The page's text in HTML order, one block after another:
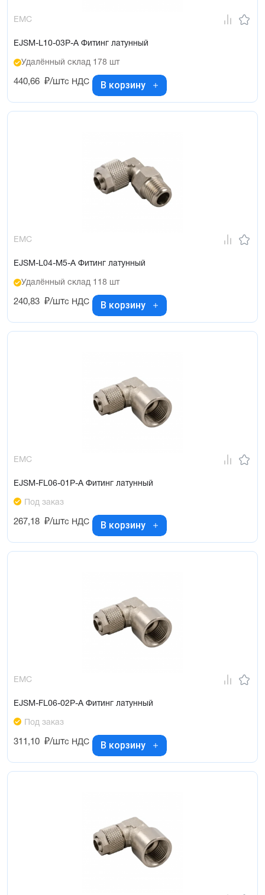
EMC
EJSM-L10-03P-A Фитинг латунный
Удалённый склад 178 шт
440,66 ₽/штс НДС В корзину
EMC
EJSM-L04-M5-A Фитинг латунный
Удалённый склад 118 шт
240,83 ₽/штс НДС В корзину
EMC
EJSM-FL06-01P-A Фитинг латунный
Под заказ
267,18 ₽/штс НДС В корзину
EMC
EJSM-FL06-02P-A Фитинг латунный
Под заказ
311,10 ₽/штс НДС В корзину